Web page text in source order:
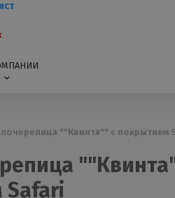
""Квинта"" с покрытием
Safari